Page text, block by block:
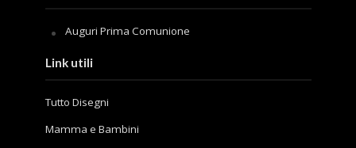
Auguri Prima Comunione
Link utili
Tutto Disegni
Mamma e Bambini